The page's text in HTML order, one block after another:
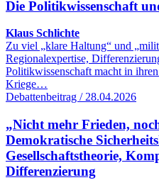
Die Politikwissenschaft
Klaus Schlichte
Zu viel „klare Haltung“ und
Regionalexpertise,
Politikwissenschaft macht in
Kriege…
Debattenbeitrag / 28.04.2026
„Nicht mehr Frieden,
Demokratische
Gesellschaftstheorie,
Differenzierung